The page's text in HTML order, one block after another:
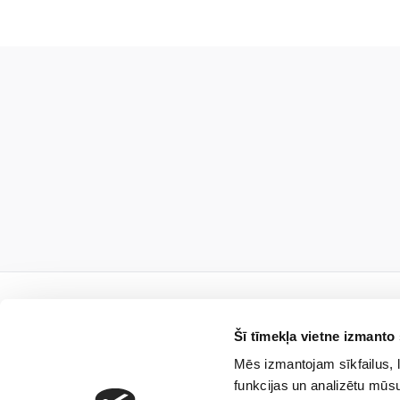
Šī tīmekļa vietne izmanto
Mēs izmantojam sīkfailus,
funkcijas un analizētu